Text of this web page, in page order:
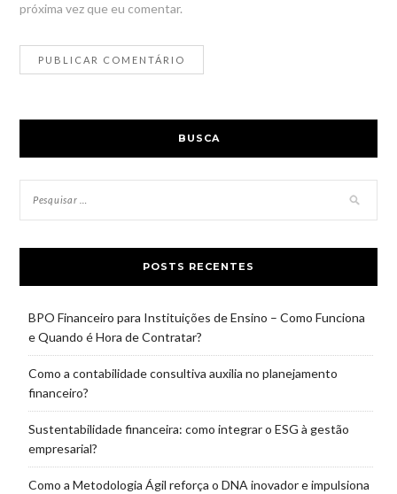
próxima vez que eu comentar.
BUSCA
POSTS RECENTES
BPO Financeiro para Instituições de Ensino – Como Funciona
e Quando é Hora de Contratar?
Como a contabilidade consultiva auxilia no planejamento
financeiro?
Sustentabilidade financeira: como integrar o ESG à gestão
empresarial?
Como a Metodologia Ágil reforça o DNA inovador e impulsiona